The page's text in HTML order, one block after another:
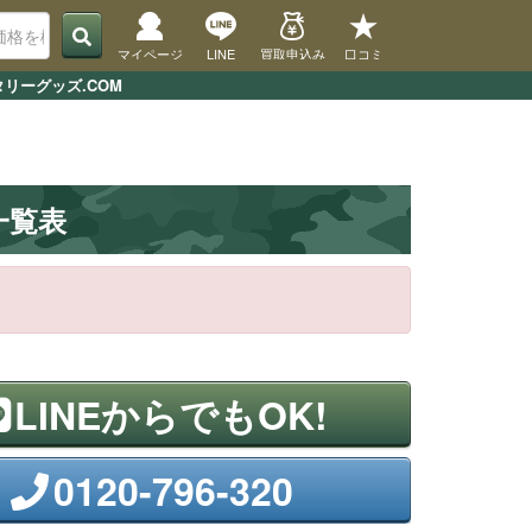
ーグッズ.COM
マイページ LINE 買取申込み 口コミ
覧表
LINEからでもOK!
0120-796-320